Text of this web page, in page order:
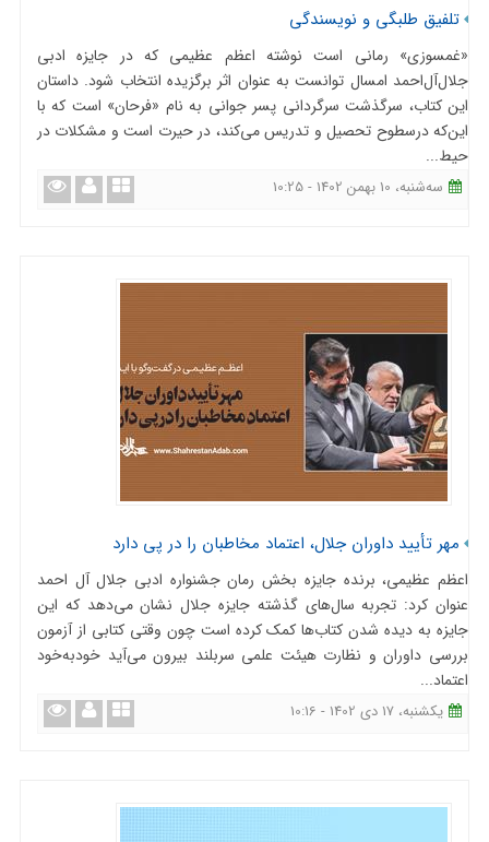
تلفیق طلبگی و نویسندگی
«غمسوزی» رمانی است نوشته اعظم عظیمی ‌كه در جایزه ادبی
جلال‌آل‌احمد امسال توانست به عنوان اثر برگزیده انتخاب شود. داستان
این كتاب، سرگذشت سرگردانی پسر جوانی به نام «فرحان» است كه با
این‌كه درسطوح تحصیل و تدریس می‌کند، در حیرت است و مشكلات در
حیط...
ﺳﻪشنبه، 10 بهمن 1402 - 10:25
مهر تأیید داوران جلال، اعتماد مخاطبان را در پی دارد
اعظم عظیمی، برنده جایزه بخش رمان جشنواره ادبی جلال آل احمد
عنوان کرد: تجربه سال‌های گذشته جایزه جلال نشان می‌دهد که این
جایزه به دیده شدن کتاب‌ها کمک کرده است چون وقتی کتابی از آزمون
بررسی داوران و نظارت هیئت علمی سربلند بیرون می‌آید خودبه‌خود
اعتماد...
یکشنبه، 17 دی 1402 - 10:16